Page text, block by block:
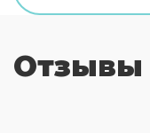
Для
организована
Отзывы